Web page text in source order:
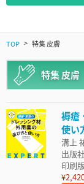
TOP 特集 皮膚
特集 皮膚
褥瘡
使い
溝上
出版
印刷